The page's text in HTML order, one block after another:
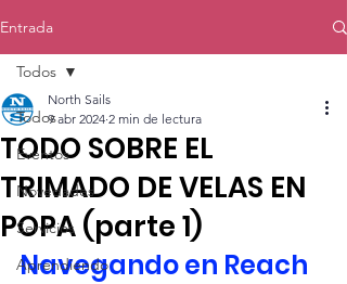
Entrada
Todos
Eventos
Novedades
Servicios
Aprendiendo
Todos
TODO SOBRE EL
TRIMADO DE VELAS EN
POPA (parte 1)
North Sails
9 abr 2024 2 min de lectura
Navegando en Reach